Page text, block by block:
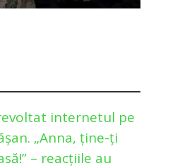
internetul pe
„Anna, ține-ți
– reacțiile au